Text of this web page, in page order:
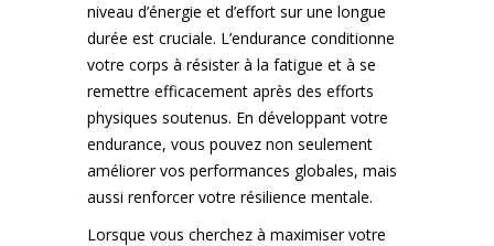
niveau d’énergie et d’effort sur une longue
durée est cruciale. L’endurance conditionne
votre corps à résister à la fatigue et à se
remettre efficacement après des efforts
physiques soutenus. En développant votre
endurance, vous pouvez non seulement
améliorer vos performances globales, mais
aussi renforcer votre résilience mentale.
Lorsque vous cherchez à maximiser votre